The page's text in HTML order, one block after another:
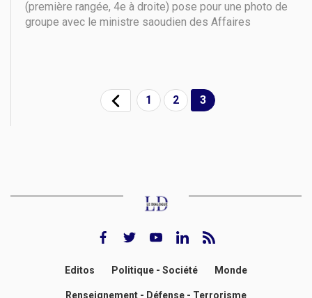
(première rangée, 4e à droite) pose pour une photo de
groupe avec le ministre saoudien des Affaires
1
2 3
facebooktwitteryoutubeLinkedinrss feed
Editos Politique - Société Monde
Renseignement - Défense - Terrorisme